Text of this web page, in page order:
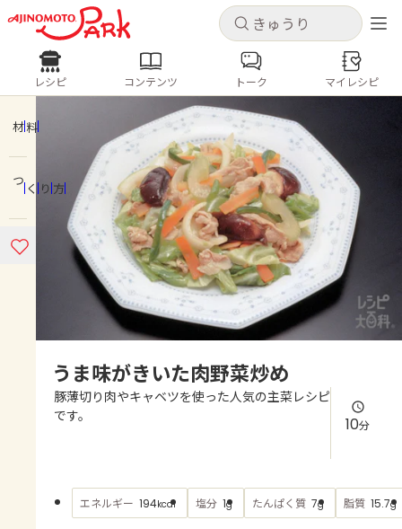
キャンセル
ログインするとレシピを保存できます
ログイン 新規登録
ホーム
コンテンツ
レシピ
よくあるお問い合わせ
AJINOMOTO PARK とは
キャンセル
レシピ コンテンツ
人気の食材・レシピ
きゅうり なす トマト
とうもろこし
ピーマン
みょうが ゴーヤ
レシピ コンテンツ トーク マイレシピ
材料
つくり方
うま味がきいた肉野菜炒め
豚薄切り肉やキャベツを使った人気の主菜レシピ
です。
10分
エネルギー 194kcal 塩分 1g たんぱく質 7g 脂質 15.7g